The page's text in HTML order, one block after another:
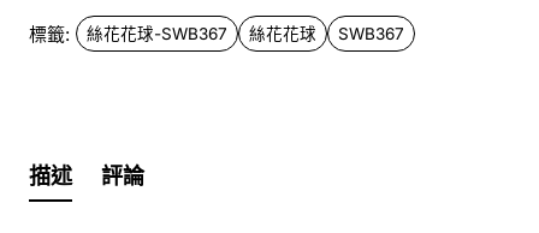
標籤: 絲花花球-SWB367 絲花花球 SWB367
描述 評論